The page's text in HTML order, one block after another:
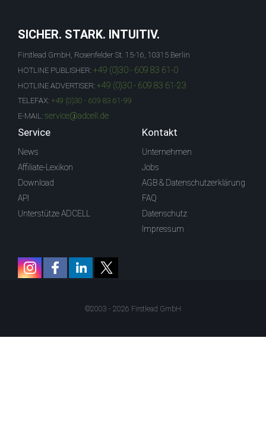
SICHER. STARK. INTUITIV.
Firstlead GmbH, Rosenfelder St. 15-16, 10315 Berlin
HOTLINE PUBLISHER: +49 (0)30 - 609 83 61-0
HOTLINE ADVERTISER: +49 (0)30 - 609 83 61-23
TELEFAX: +49 (0)30 - 609 83 61-99
E-MAIL: service@adcell.de
Service
News
Affiliate-Lexikon
Download
API
Unterstütze ADCELL
Kontakt
Unternehmen
Jobs
AGB & Datenschutzerklärung
FAQ
Datenschutz
Impressum
©2003 - 2026 Firstlead GmbH